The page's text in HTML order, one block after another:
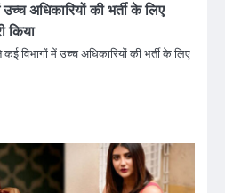
अधिकारियों की भर्ती के लिए
किया
विभागों में उच्च अधिकारियों की भर्ती के लिए